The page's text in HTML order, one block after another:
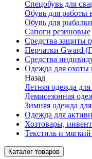
Спецобувь для
Обувь для работы
Обувь для
Сапоги резиновые
Средства защиты
Перчатки Gward
Средства
Одежда для охоты
Назад
Летняя одежда
Демисезонная
Зимняя одежда
Одежда для
Хозтовары,
Текстиль и
Каталог товаров